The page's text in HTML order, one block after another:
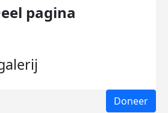
pagina
Doneer